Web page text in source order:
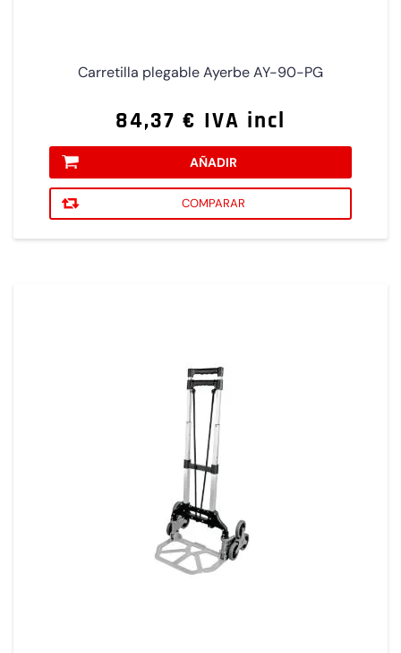
Carretilla plegable Ayerbe AY-90-PG
84,37 € IVA incl
AÑADIR
COMPARAR